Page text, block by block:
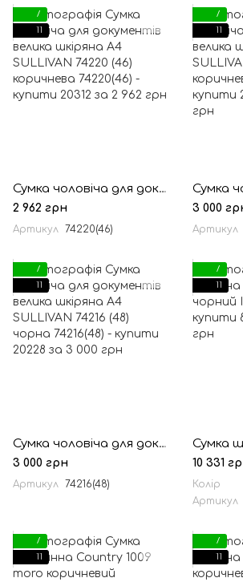
7
11
Сумка чоловіча для документів велика шкіряна А4 SULLIVAN 74220 (46) коричнева
2 962 грн
Артикул 74220(46)
7
11
3 000
Артикул
7
11
Сумка чоловіча для документів велика шкіряна А4 SULLIVAN 74216 (48) чорна
3 000 грн
Артикул 74216(48)
7
11
10 331
Колір
Артикул
7
11
7
11